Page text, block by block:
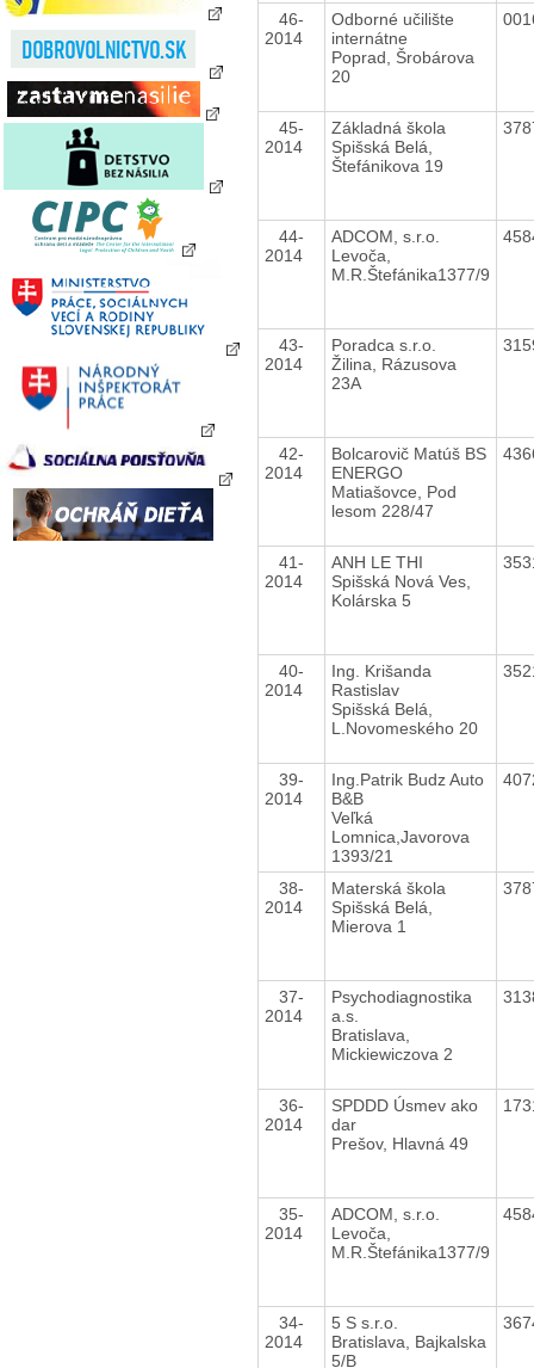
46-
2014
Odborné učilište
internátne
Poprad, Šrobárova
20
45-
2014
Základná škola
Spišská Belá,
Štefánikova 19
44-
2014
ADCOM, s.r.o.
Levoča,
M.R.Štefánika1377/9
43-
2014
Poradca s.r.o.
Žilina, Rázusova
23A
42-
2014
Bolcarovič Matúš BS
ENERGO
Matiašovce, Pod
lesom 228/47
41-
2014
ANH LE THI
Spišská Nová Ves,
Kolárska 5
40-
2014
Ing. Krišanda
Rastislav
Spišská Belá,
L.Novomeského 20
39-
2014
Ing.Patrik Budz Auto
B&B
Veľká
Lomnica,Javorova
1393/21
38-
2014
Materská škola
Spišská Belá,
Mierova 1
37-
2014
Psychodiagnostika
a.s.
Bratislava,
Mickiewiczova 2
36-
2014
SPDDD Úsmev ako
dar
Prešov, Hlavná 49
35-
2014
ADCOM, s.r.o.
Levoča,
M.R.Štefánika1377/9
34-
2014
5 S s.r.o.
Bratislava, Bajkalska
5/B